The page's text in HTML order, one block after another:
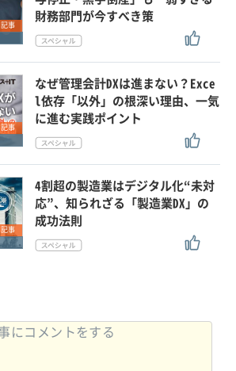
記事
財務部門が今すべき策
記事
なぜ管理会計DXは進まない？Exce
l依存「以外」の根深い理由、一気
に進む実践ポイント
記事
4割超の製造業はデジタル化“未対
応”、知られざる「製造業DX」の
成功法則